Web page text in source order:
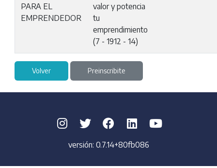
PARA EL
EMPRENDEDOR
valor y potencia
tu
emprendimiento
(7 - 1912 - 14)
Volver Preinscribite
versión: 0.7.14+80fb086